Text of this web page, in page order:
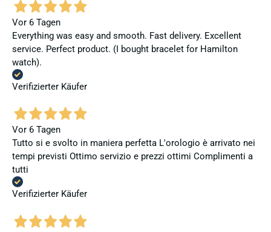
Vor 6 Tagen
Everything was easy and smooth. Fast delivery. Excellent
service. Perfect product. (I bought bracelet for Hamilton
watch).
Verifizierter Käufer
Vor 6 Tagen
Tutto si e svolto in maniera perfetta L'orologio è arrivato nei
tempi previsti Ottimo servizio e prezzi ottimi Complimenti a
tutti
Verifizierter Käufer